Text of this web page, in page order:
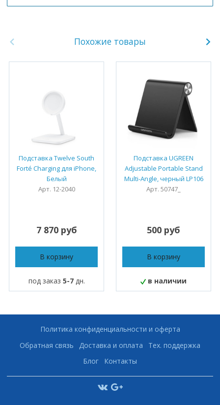
Похожие товары
Подставка Twelve South
Forté Charging для iPhone,
Белый
Арт. 12-2040
7 870 руб
В корзину
под заказ 5-7дн.
Подставка UGREEN
Adjustable Portable Stand
Multi-Angle, черный LP106
Арт. 50747_
500 руб
В корзину
в наличии
Политика конфиденциальности и оферта
Обратная связь
Доставка и оплата
Тех. поддержка
Блог
Контакты